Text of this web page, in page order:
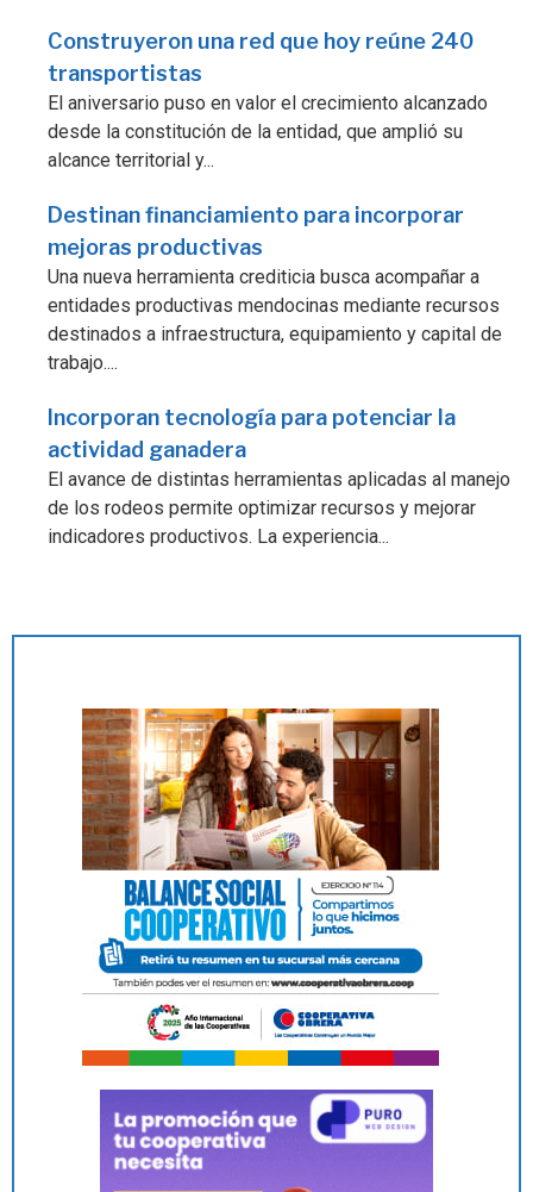
Construyeron una red que hoy reúne 240
transportistas
El aniversario puso en valor el crecimiento alcanzado
desde la constitución de la entidad, que amplió su
alcance territorial y...
Destinan financiamiento para incorporar
mejoras productivas
Una nueva herramienta crediticia busca acompañar a
entidades productivas mendocinas mediante recursos
destinados a infraestructura, equipamiento y capital de
trabajo....
Incorporan tecnología para potenciar la
actividad ganadera
El avance de distintas herramientas aplicadas al manejo
de los rodeos permite optimizar recursos y mejorar
indicadores productivos. La experiencia...